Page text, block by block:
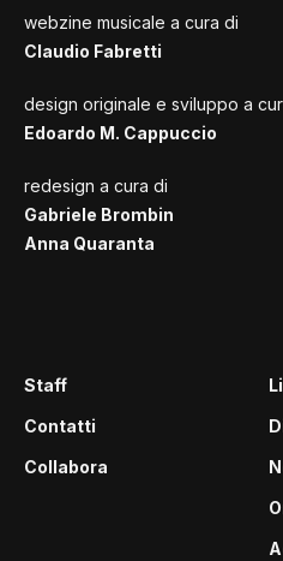
webzine musicale a cura di
Claudio Fabretti
design originale e sviluppo a
Edoardo M. Cappuccio
redesign a cura di
Gabriele Brombin
Anna Quaranta
Staff
Contatti
Collabora